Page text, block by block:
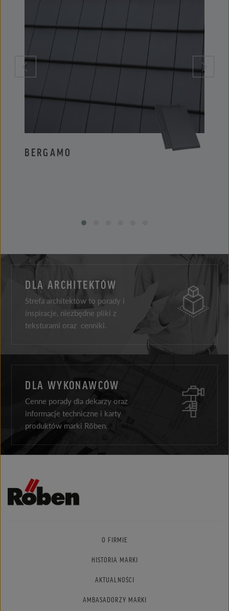
BERGAMO
DLA ARCHITEKTÓW
Strefa architektów to porady i
inspiracje, niezbędne pliki z
teksturami oraz cenniki.
DLA WYKONAWCÓW
Cenne porady dla dekarzy oraz
informacje techniczne i karty
produktów marki Röben.
O FIRMIE
HISTORIA MARKI
AKTUALNOŚCI
AMBASADORZY MARKI